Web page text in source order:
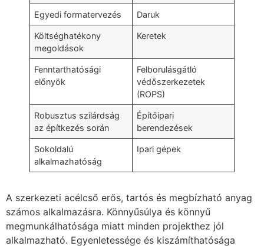
Egyedi formatervezés Daruk
Költséghatékony
megoldások
Keretek
Fenntarthatósági
előnyök
Felborulásgátló
védőszerkezetek
(ROPS)
Robusztus szilárdság
az építkezés során
Építőipari
berendezések
Sokoldalú
alkalmazhatóság
Ipari gépek
A szerkezeti acélcső erős, tartós és megbízható anyag
számos alkalmazásra. Könnyűsúlya és könnyű
megmunkálhatósága miatt minden projekthez jól
alkalmazható. Egyenletessége és kiszámíthatósága